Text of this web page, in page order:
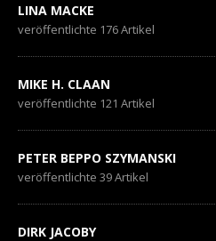
LINA MACKE
veröffentlichte 176 Artikel
MIKE H. CLAAN
veröffentlichte 121 Artikel
PETER BEPPO SZYMANSKI
veröffentlichte 39 Artikel
DIRK JACOBY